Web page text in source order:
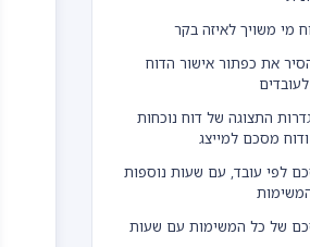
מי משויך לאיזה בקר
את כפתור אישור הדוח
התצוגה של דוח נוכחות
מסכם למייצג
לפי עובד, עם שעות נוספות
של כל המשימות עם שעות